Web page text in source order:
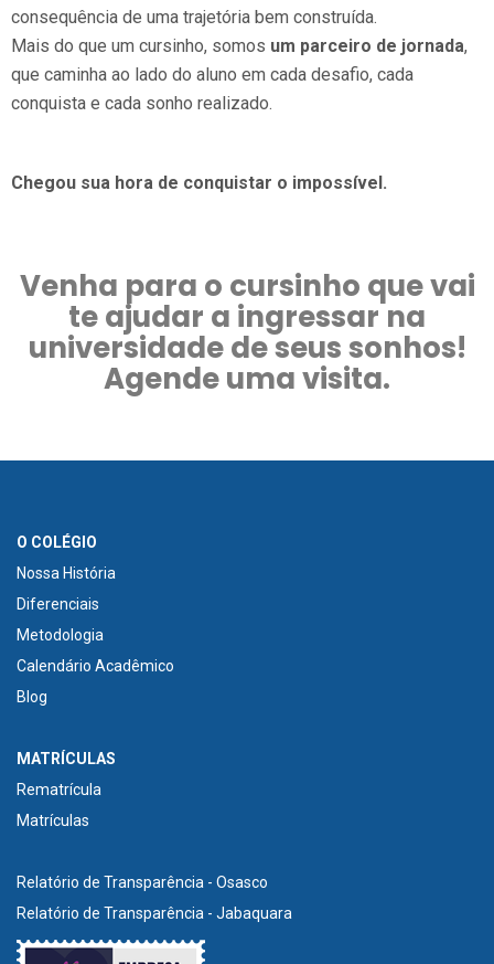
consequência de uma trajetória bem construída.
Mais do que um cursinho, somos um parceiro de jornada,
que caminha ao lado do aluno em cada desafio, cada
conquista e cada sonho realizado.
Chegou sua hora de conquistar o impossível.
Venha para o cursinho que vai
te ajudar a ingressar na
universidade de seus sonhos!
Agende uma visita.
O COLÉGIO
Nossa História
Diferenciais
Metodologia
Calendário Acadêmico
Blog
MATRÍCULAS
Rematrícula
Matrículas
Relatório de Transparência - Osasco
Relatório de Transparência - Jabaquara